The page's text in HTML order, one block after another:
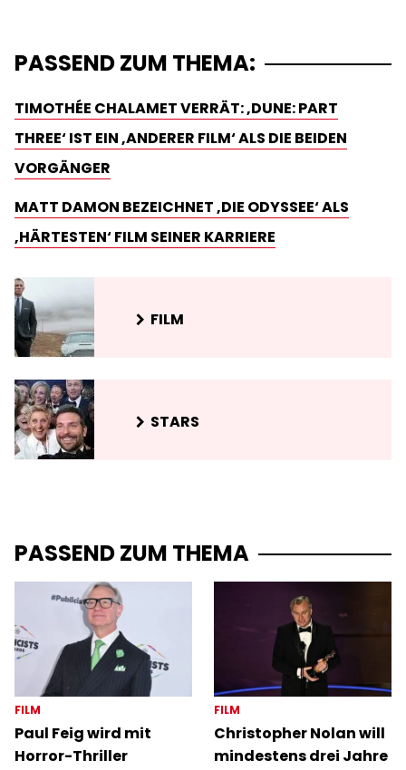
PASSEND ZUM THEMA:
TIMOTHÉE CHALAMET VERRÄT: ‚DUNE: PART
THREE‘ IST EIN ‚ANDERER FILM‘ ALS DIE BEIDEN
VORGÄNGER
MATT DAMON BEZEICHNET ‚DIE ODYSSEE‘ ALS
‚HÄRTESTEN‘ FILM SEINER KARRIERE
FILM
STARS
PASSEND ZUM THEMA
FILM
Paul Feig wird mit
Horror-Thriller
FILM
Christopher Nolan will
mindestens drei Jahre